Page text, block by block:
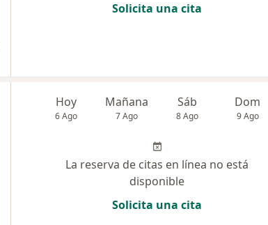
Solicita una cita
Hoy
6 Ago
Mañana
7 Ago
Sáb
8 Ago
Dom
9 Ago
La reserva de citas en línea no está
disponible
Solicita una cita